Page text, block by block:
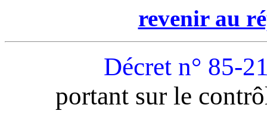
revenir au
Décret n° 85-
portant sur le